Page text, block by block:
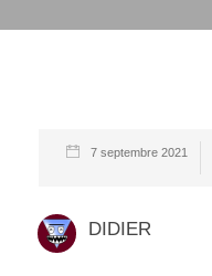
7 septembre 2021
DIDIER